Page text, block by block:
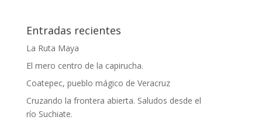
Entradas recientes
La Ruta Maya
El mero centro de la capirucha.
Coatepec, pueblo mágico de Veracruz
Cruzando la frontera abierta. Saludos desde el
río Suchiate.